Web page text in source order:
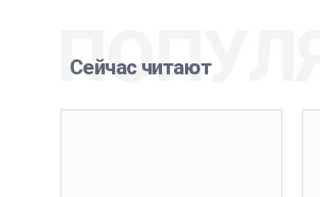
Сейчас читают